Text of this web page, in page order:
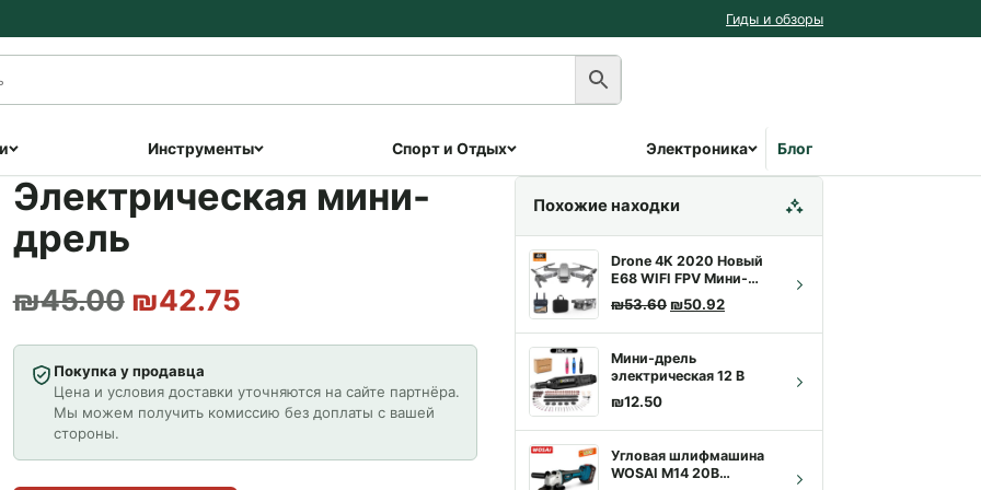
Гиды и обзоры
Инструменты Спорт и Отдых Электроника Блог
Электрическая мини-
дрель
₪45.00 Первоначальная цена составляла ₪45.00.
₪42.75Текущая цена: ₪42.75.
Покупка у продавца
Цена и условия доставки уточняются на сайте партнёра.
Мы можем получить комиссию без доплаты с вашей
стороны.
Похожие находки
Drone 4K 2020 Новый
E68 WIFI FPV Мини-
дрон с широкоугольной
HD 4K 1080P камерой,
режимом удержания
радиоуправляемый
складной квадрокоптер
₪53.60 Первоначальная цена составляла
₪50.92Текущая цена: ₪50.92.
Мини-дрель
электрическая 12 В
₪12.50
Угловая шлифмашина
WOSAI M14 20В